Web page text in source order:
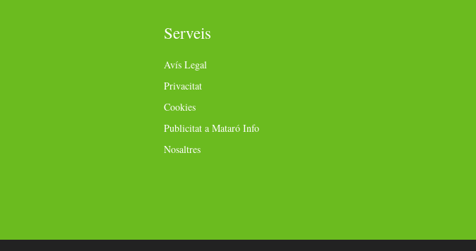
Serveis
Avís Legal
Privacitat
Cookies
Publicitat a Mataró Info
Nosaltres